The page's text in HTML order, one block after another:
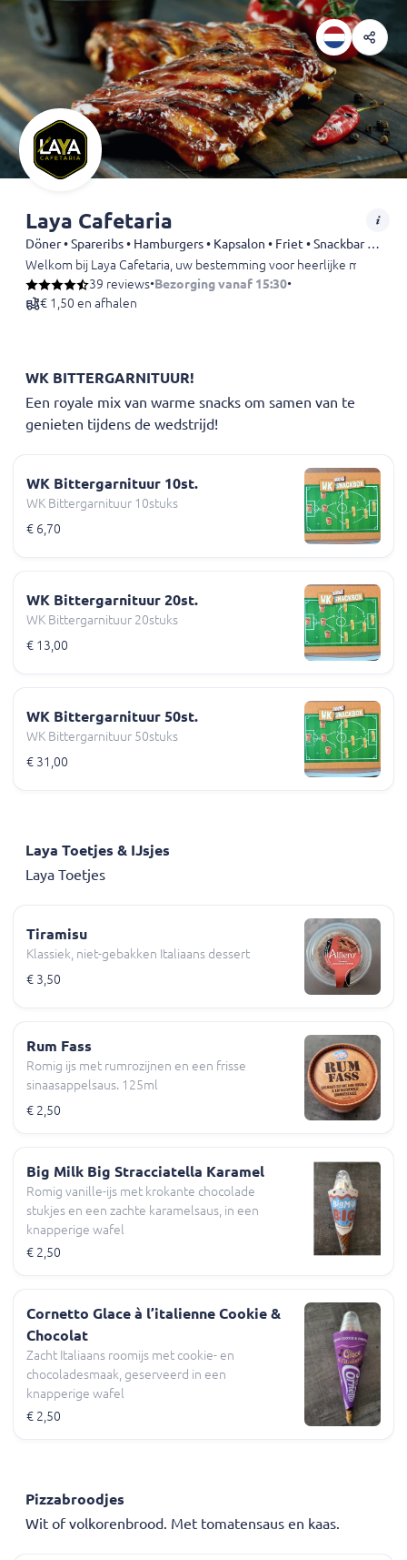
Laya Cafetaria
Döner • Spareribs • Hamburgers • Kapsalon • Friet • Snackbar • Snacks • Shoarma • Kebab • Kip • Falafel • Dürüm
Welkom bij Laya Cafetaria, uw bestemming voor heerlijke
39 reviews•Bezorging vanaf 15:30•
€ 1,50 en afhalen
WK BITTERGARNITUUR!
Een royale mix van warme snacks om samen van te
genieten tijdens de wedstrijd!
WK Bittergarnituur 10st.
WK Bittergarnituur 10stuks
€ 6,70
WK Bittergarnituur 20st.
WK Bittergarnituur 20stuks
€ 13,00
WK Bittergarnituur 50st.
WK Bittergarnituur 50stuks
€ 31,00
Laya Toetjes & IJsjes
Laya Toetjes
Tiramisu
Klassiek, niet-gebakken Italiaans dessert
€ 3,50
Rum Fass
Romig ijs met rumrozijnen en een frisse
sinaasappelsaus. 125ml
€ 2,50
Big Milk Big Stracciatella Karamel
Romig vanille-ijs met krokante chocolade
stukjes en een zachte karamelsaus, in een
knapperige wafel
€ 2,50
Cornetto Glace à l’italienne Cookie &
Chocolat
Zacht Italiaans roomijs met cookie- en
chocoladesmaak, geserveerd in een
knapperige wafel
€ 2,50
Pizzabroodjes
Wit of volkorenbrood. Met tomatensaus en kaas.